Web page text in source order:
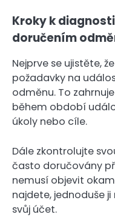
Kroky k
doručením
Nejprve se ujistěte,
požadavky na
odměnu. To
během období
úkoly nebo cíle.
Dále zkontrolujte
často doručovány
nemusí objevit
najdete, jednoduše
svůj účet.